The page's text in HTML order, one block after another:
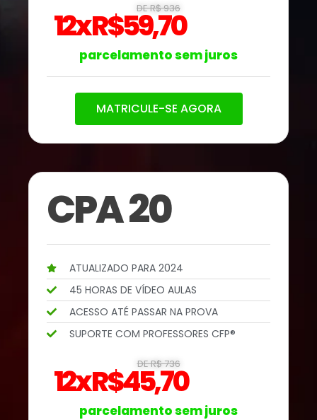
DE R$ 936
12x R$59,70
parcelamento sem juros
MATRICULE-SE AGORA
CPA 20
ATUALIZADO PARA 2024
45 HORAS DE VÍDEO AULAS
ACESSO ATÉ PASSAR NA PROVA
SUPORTE COM PROFESSORES CFP®
DE R$ 736
12x R$45,70
parcelamento sem juros